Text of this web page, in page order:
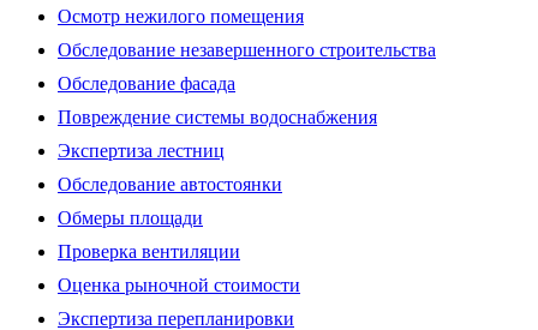
Осмотр нежилого помещения
Обследование незавершенного строительства
Обследование фасада
Повреждение системы водоснабжения
Экспертиза лестниц
Обследование автостоянки
Обмеры площади
Проверка вентиляции
Оценка рыночной стоимости
Экспертиза перепланировки